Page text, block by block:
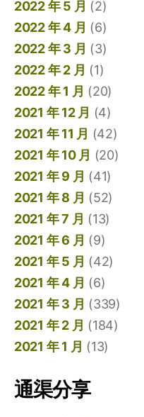
2022 年 5 月 (2)
2022 年 4 月 (6)
2022 年 3 月 (3)
2022 年 2 月 (1)
2022 年 1 月 (20)
2021 年 12 月 (4)
2021 年 11 月 (42)
2021 年 10 月 (20)
2021 年 9 月 (41)
2021 年 8 月 (52)
2021 年 7 月 (13)
2021 年 6 月 (9)
2021 年 5 月 (42)
2021 年 4 月 (6)
2021 年 3 月 (339)
2021 年 2 月 (184)
2021 年 1 月 (13)
通渠分享